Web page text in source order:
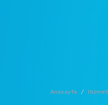
Anasayfa